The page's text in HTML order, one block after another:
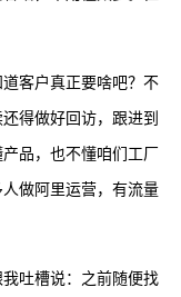
客户真正要啥吧？不
得做好回访，跟进到
品，也不懂咱们工厂
做阿里运营，有流量
吐槽说：之前随便找